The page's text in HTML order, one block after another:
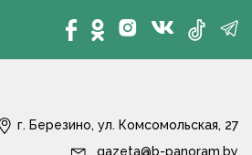
г. Березино, ул. Комсомольская, 27
gazeta@b-panoram.by